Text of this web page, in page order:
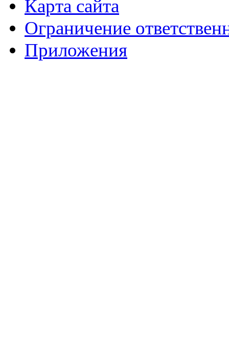
Карта сайта
Ограничение
Приложения